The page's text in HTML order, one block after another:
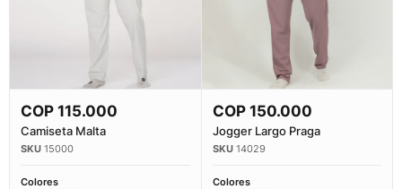
Comprar Ahora
COP 115.000
Camiseta Malta
15000
Colores
Comprar Ahora
COP150.000
Jogger Largo Praga
14029
Colores